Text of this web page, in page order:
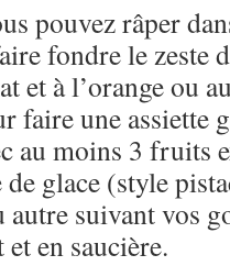
pouvez râper
fondre le zeste
et à l’orange ou
faire une assiette
au moins 3 fruits
glace (style
suivant vos
en saucière.